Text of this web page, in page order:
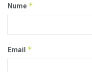
Nume *
Email *